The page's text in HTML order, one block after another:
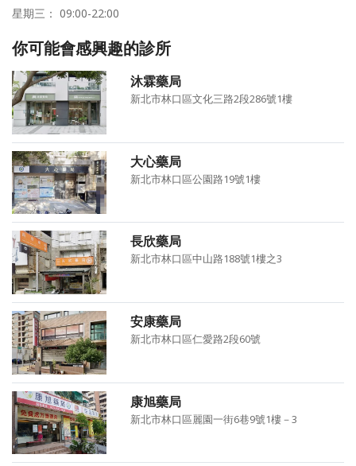
星期三： 09:00-22:00
你可能會感興趣的診所
沐霖藥局
新北市林口區文化三路2段286號1樓
大心藥局
新北市林口區公園路19號1樓
長欣藥局
新北市林口區中山路188號1樓之3
安康藥局
新北市林口區仁愛路2段60號
康旭藥局
新北市林口區麗園一街6巷9號1樓－3